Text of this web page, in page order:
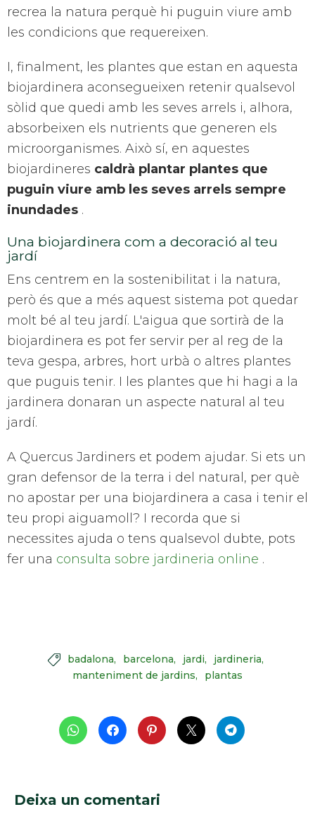
recrea la natura perquè hi puguin viure amb
les condicions que requereixen.
I, finalment, les plantes que estan en aquesta
biojardinera aconsegueixen retenir qualsevol
sòlid que quedi amb les seves arrels i, alhora,
absorbeixen els nutrients que generen els
microorganismes. Això sí, en aquestes
biojardineres caldrà plantar plantes que
puguin viure amb les seves arrels sempre
inundades .
Una biojardinera com a decoració al teu
jardí
Ens centrem en la sostenibilitat i la natura,
però és que a més aquest sistema pot quedar
molt bé al teu jardí. L'aigua que sortirà de la
biojardinera es pot fer servir per al reg de la
teva gespa, arbres, hort urbà o altres plantes
que puguis tenir. I les plantes que hi hagi a la
jardinera donaran un aspecte natural al teu
jardí.
A Quercus Jardiners et podem ajudar. Si ets un
gran defensor de la terra i del natural, per què
no apostar per una biojardinera a casa i tenir el
teu propi aiguamoll? I recorda que si
necessites ajuda o tens qualsevol dubte, pots
fer una consulta sobre jardineria online .
 badalona barcelona jardi
jardineria
manteniment de jardins
plantas
Deixa un comentari